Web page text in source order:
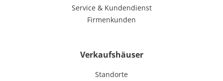
Service & Kundendienst
Firmenkunden
Verkaufshäuser
Standorte